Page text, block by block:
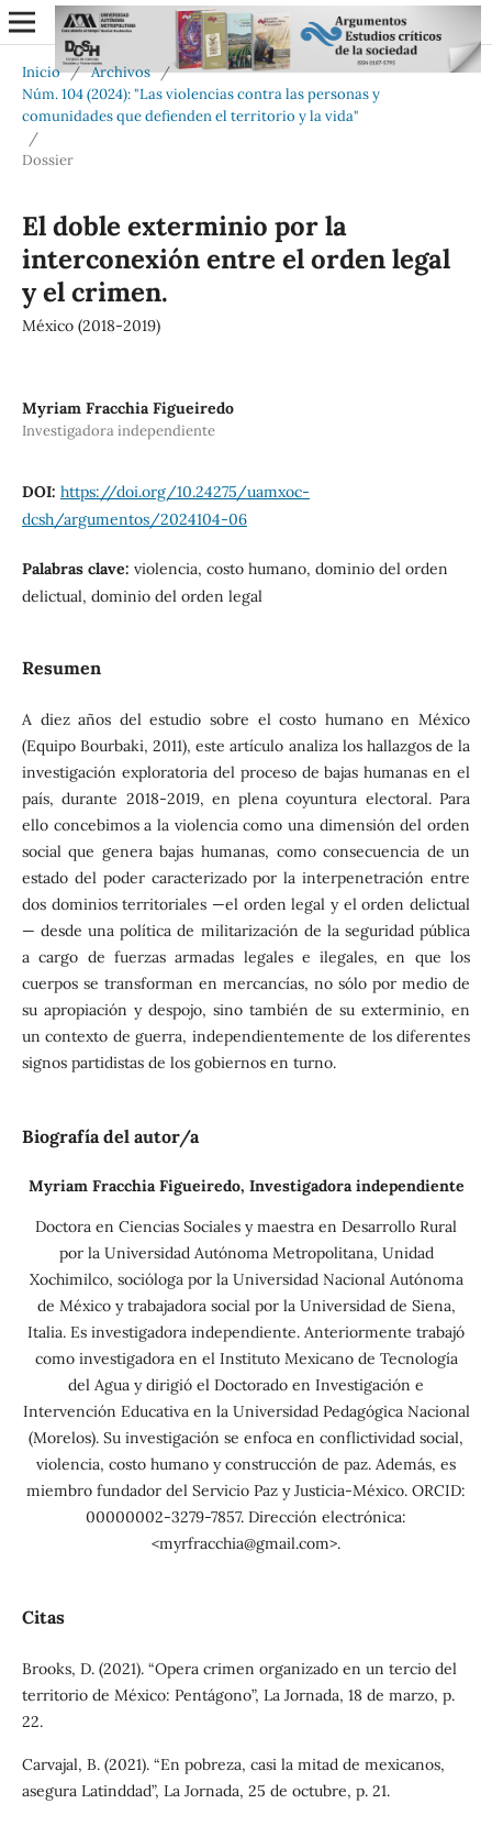
Inicio / Archivos /
Núm. 104 (2024): "Las violencias contra las personas y
comunidades que defienden el territorio y la vida"
/
Dossier
El doble exterminio por la
interconexión entre el orden legal
y el crimen.
México (2018-2019)
Myriam Fracchia Figueiredo
Investigadora independiente
DOI: https://doi.org/10.24275/uamxoc-
dcsh/argumentos/2024104-06
Palabras clave: violencia, costo humano, dominio del orden
delictual, dominio del orden legal
Resumen
A diez años del estudio sobre el costo humano en México
(Equipo Bourbaki, 2011), este artículo analiza los hallazgos de la
investigación exploratoria del proceso de bajas humanas en el
país, durante 2018-2019, en plena coyuntura electoral. Para
ello concebimos a la violencia como una dimensión del orden
social que genera bajas humanas, como consecuencia de un
estado del poder caracterizado por la interpenetración entre
dos dominios territoriales —el orden legal y el orden delictual
— desde una política de militarización de la seguridad pública
a cargo de fuerzas armadas legales e ilegales, en que los
cuerpos se transforman en mercancías, no sólo por medio de
su apropiación y despojo, sino también de su exterminio, en
un contexto de guerra, independientemente de los diferentes
signos partidistas de los gobiernos en turno.
Biografía del autor/a
Myriam Fracchia Figueiredo, Investigadora independiente
Doctora en Ciencias Sociales y maestra en Desarrollo Rural
por la Universidad Autónoma Metropolitana, Unidad
Xochimilco, socióloga por la Universidad Nacional Autónoma
de México y trabajadora social por la Universidad de Siena,
Italia. Es investigadora independiente. Anteriormente trabajó
como investigadora en el Instituto Mexicano de Tecnología
del Agua y dirigió el Doctorado en Investigación e
Intervención Educativa en la Universidad Pedagógica Nacional
(Morelos). Su investigación se enfoca en conflictividad social,
violencia, costo humano y construcción de paz. Además, es
miembro fundador del Servicio Paz y Justicia-México. ORCID:
00000002-3279-7857. Dirección electrónica:
<myrfracchia@gmail.com>.
Citas
Brooks, D. (2021). “Opera crimen organizado en un tercio del
territorio de México: Pentágono”, La Jornada, 18 de marzo, p.
22.
Carvajal, B. (2021). “En pobreza, casi la mitad de mexicanos,
asegura Latinddad”, La Jornada, 25 de octubre, p. 21.